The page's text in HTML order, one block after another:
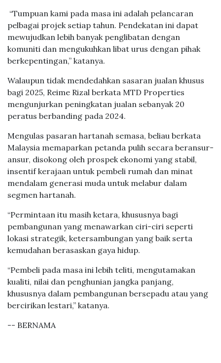
“Tumpuan kami pada masa ini adalah pelancaran
pelbagai projek setiap tahun. Pendekatan ini dapat
mewujudkan lebih banyak penglibatan dengan
komuniti dan mengukuhkan libat urus dengan pihak
berkepentingan,” katanya.
Walaupun tidak mendedahkan sasaran jualan khusus
bagi 2025, Reime Rizal berkata MTD Properties
mengunjurkan peningkatan jualan sebanyak 20
peratus berbanding pada 2024.
Mengulas pasaran hartanah semasa, beliau berkata
Malaysia memaparkan petanda pulih secara beransur-
ansur, disokong oleh prospek ekonomi yang stabil,
insentif kerajaan untuk pembeli rumah dan minat
mendalam generasi muda untuk melabur dalam
segmen hartanah.
“Permintaan itu masih ketara, khususnya bagi
pembangunan yang menawarkan ciri-ciri seperti
lokasi strategik, ketersambungan yang baik serta
kemudahan berasaskan gaya hidup.
“Pembeli pada masa ini lebih teliti, mengutamakan
kualiti, nilai dan penghunian jangka panjang,
khususnya dalam pembangunan bersepadu atau yang
bercirikan lestari,” katanya.
-- BERNAMA